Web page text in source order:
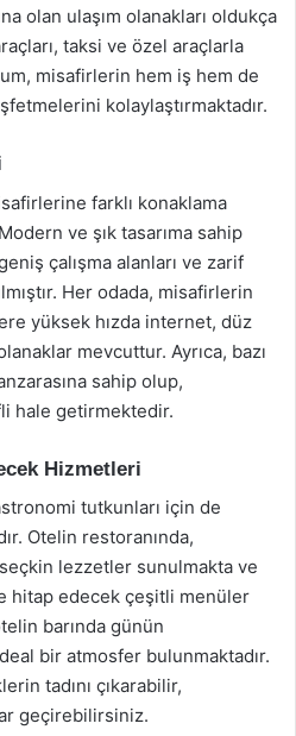
olan ulaşım olanakları oldukça
taksi ve özel araçlarla
misafirlerin hem iş hem de
kolaylaştırmaktadır.
farklı konaklama
ve şık tasarıma sahip
çalışma alanları ve zarif
Her odada, misafirlerin
yüksek hızda internet, düz
mevcuttur. Ayrıca, bazı
sahip olup,
hale getirmektedir.
Hizmetleri
tutkunları için de
Otelin restoranında,
lezzetler sunulmakta ve
hitap edecek çeşitli menüler
barında günün
bir atmosfer bulunmaktadır.
tadını çıkarabilir,
geçirebilirsiniz.